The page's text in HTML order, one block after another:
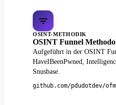
OSINT-METHODIK
OSINT Funnel
Aufgeführt in der OSINT
HaveIBeenPwned,
Snusbase.
github.com/pdudotdev/ofm